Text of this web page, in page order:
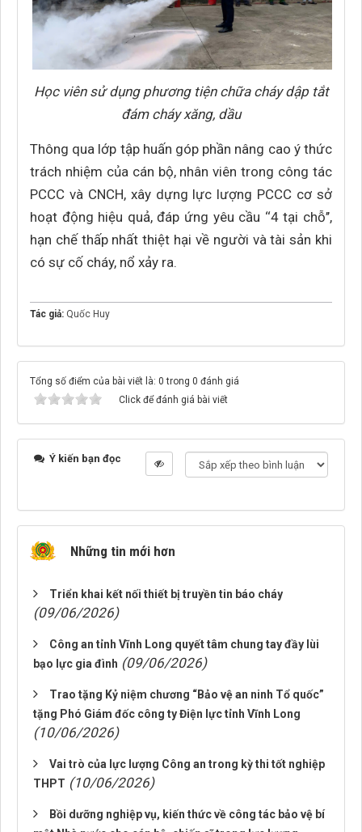
Học viên sử dụng phương tiện chữa cháy dập tắt
đám cháy xăng, dầu
Thông qua lớp tập huấn góp phần nâng cao ý thức
trách nhiệm của cán bộ, nhân viên trong công tác
PCCC và CNCH, xây dựng lực lượng PCCC cơ sở
hoạt động hiệu quả, đáp ứng yêu cầu ‘‘4 tại chỗ’’,
hạn chế thấp nhất thiệt hại về người và tài sản khi
có sự cố cháy, nổ xảy ra.
Tác giả: Quốc Huy
Tổng số điểm của bài viết là: 0 trong 0 đánh giá
Click để đánh giá bài viết
Ý kiến bạn đọc
Những tin mới hơn
Triển khai kết nối thiết bị truyền tin báo cháy
(09/06/2026)
Công an tỉnh Vĩnh Long quyết tâm chung tay đầy lùi
bạo lực gia đình (09/06/2026)
Trao tặng Kỷ niệm chương “Bảo vệ an ninh Tổ quốc”
tặng Phó Giám đốc công ty Điện lực tỉnh Vĩnh Long
(10/06/2026)
Vai trò của lực lượng Công an trong kỳ thi tốt nghiệp
THPT (10/06/2026)
Bồi dưỡng nghiệp vụ, kiến thức về công tác bảo vệ bí